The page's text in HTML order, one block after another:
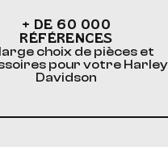
+ DE 60 000
RÉFÉRENCES
choix de pièces et
pour votre Harley
Davidson